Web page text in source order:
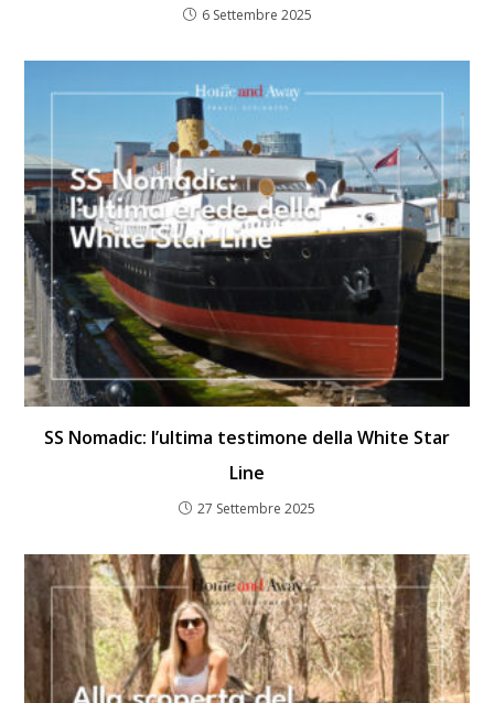
6 Settembre 2025
SS Nomadic: l’ultima testimone della White Star
Line
27 Settembre 2025